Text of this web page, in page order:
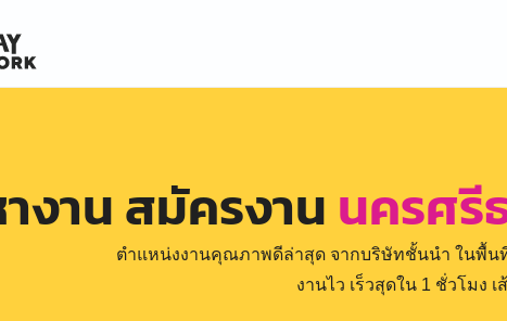
งาน สมัครงาน นครศรี
ตำแหน่งงานคุณภาพดีล่าสุด จากบริษัทชั้นนำ ในพื้
งานไว เร็วสุดใน 1 ชั่วโมง